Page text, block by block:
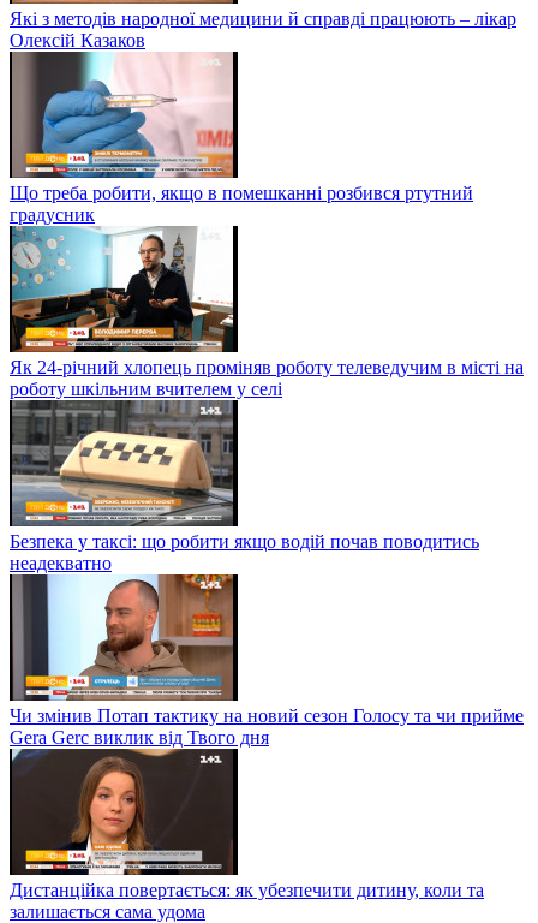
Які з методів народної медицини й справді працюють – лікар
Олексій Казаков
Що треба робити, якщо в помешканні розбився ртутний
градусник
Як 24-річний хлопець проміняв роботу телеведучим в місті на
роботу шкільним вчителем у селі
Безпека у таксі: що робити якщо водій почав поводитись
неадекватно
Чи змінив Потап тактику на новий сезон Голосу та чи прийме
Gera Gerc виклик від Твого дня
Дистанційка повертається: як убезпечити дитину, коли та
залишається сама удома